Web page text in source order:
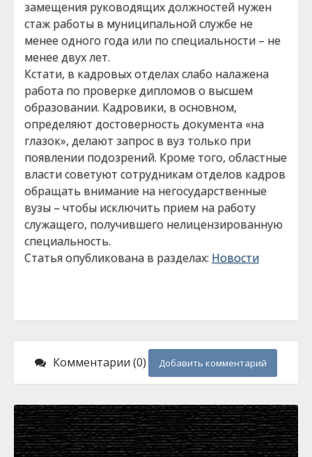
замещения руководящих должностей нужен
стаж работы в муниципальной службе не
менее одного года или по специальности – не
менее двух лет.
Кстати, в кадровых отделах слабо налажена
работа по проверке дипломов о высшем
образовании. Кадровики, в основном,
определяют достоверность документа «на
глазок», делают запрос в вуз только при
появлении подозрений. Кроме того, областные
власти советуют сотрудникам отделов кадров
обращать внимание на негосударственные
вузы – чтобы исключить прием на работу
служащего, получившего нелицензированную
специальность.
Статья опубликована в разделах: Новости
Комментарии (0) Добавить комментарий